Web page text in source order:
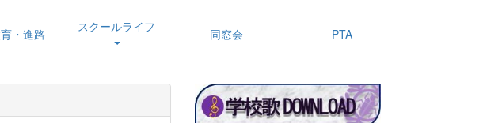
・進路 スクールライフ 同窓会 PTA